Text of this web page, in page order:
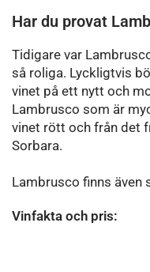
Har du provat
Tidigare var
så roliga. Lyckligtvis
vinet på ett nytt och
Lambrusco som är
vinet rött och från det
Sorbara.
Lambrusco finns även
Vinfakta och pris: